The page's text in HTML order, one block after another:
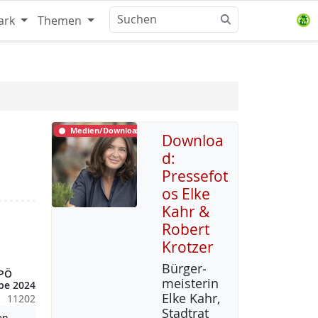
Themen
2024
11202
Medien/Download
Downloa
d:
Pressefot
os Elke
Kahr &
Robert
Krotzer
Bür­ger­
meis­te­rin
El­ke Kahr,
Stadt­rat